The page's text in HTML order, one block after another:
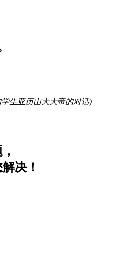
生亚历山大大帝的对话)
决！